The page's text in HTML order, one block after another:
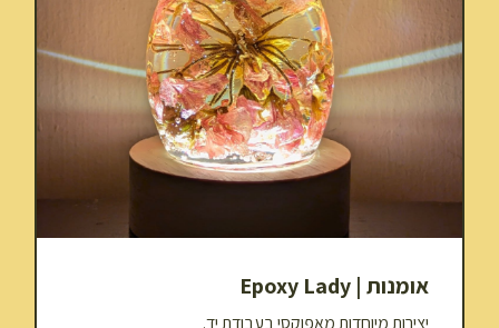
אומנות | Epoxy Lady
יצירות מיוחדות מאפוקסי בעבודת יד.